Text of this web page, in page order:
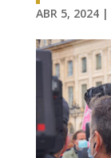
ABR 5, 2024|
Necesarias